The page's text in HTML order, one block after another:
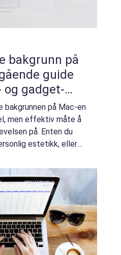
bakgrunn på
guide
og gadget-
bakgrunnen på Mac-en
men effektiv måte å
på. Enten du
estetikk, eller
guiden gi...